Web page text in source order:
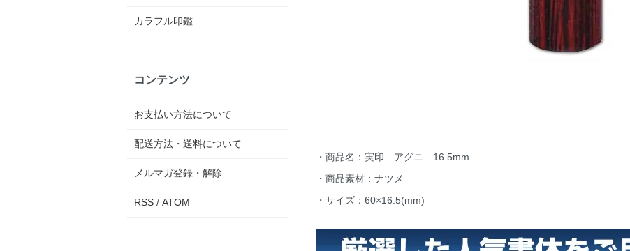
・商品名：実印 アグニ 16.5mm
・商品素材：ナツメ
・サイズ：60×16.5(mm)
カラフル印鑑
コンテンツ
お支払い方法について
配送方法・送料について
メルマガ登録・解除
RSS / ATOM